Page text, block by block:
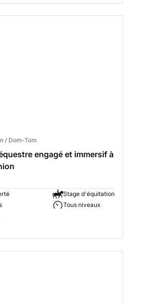
/ Dom-Tom
engagé et immersif à
Stage d'équitation
Tous niveaux